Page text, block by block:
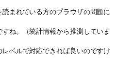
まれている方のブラウザの問題に
ね。（統計情報から推測していま
ベルで対応できれば良いのですけ